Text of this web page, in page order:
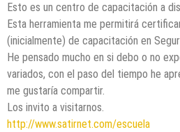
Esto es un centro de capacitación a
Esta herramienta me permitirá
(inicialmente) de capacitación en
He pensado mucho en si debo o no
variados, con el paso del tiempo he
me gustaría compartir.
Los invito a visitarnos.
http://www.satirnet.com/escuela